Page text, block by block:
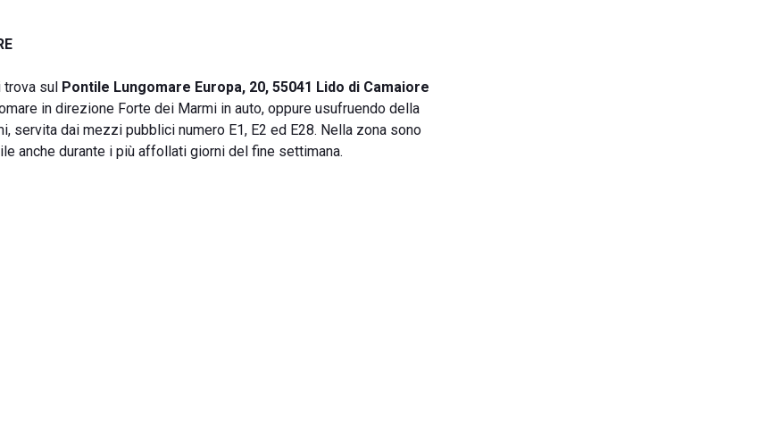
trova sul Pontile Lungomare Europa, 20, 55041 Lido di Camaiore
in direzione Forte dei Marmi in auto, oppure usufruendo della
servita dai mezzi pubblici numero E1, E2 ed E28. Nella zona sono
anche durante i più affollati giorni del fine settimana.